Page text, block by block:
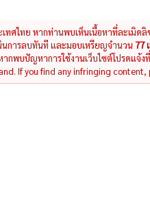
ทศไทย หากท่านพบเห็นเนื้อหาที่ละเมิด
นการลบทันที และมอบเหรียญจำนวน 77
ากพบปัญหาการใช้งานเว็บไซต์โปรดแจ้ง
If you find any infringing content,